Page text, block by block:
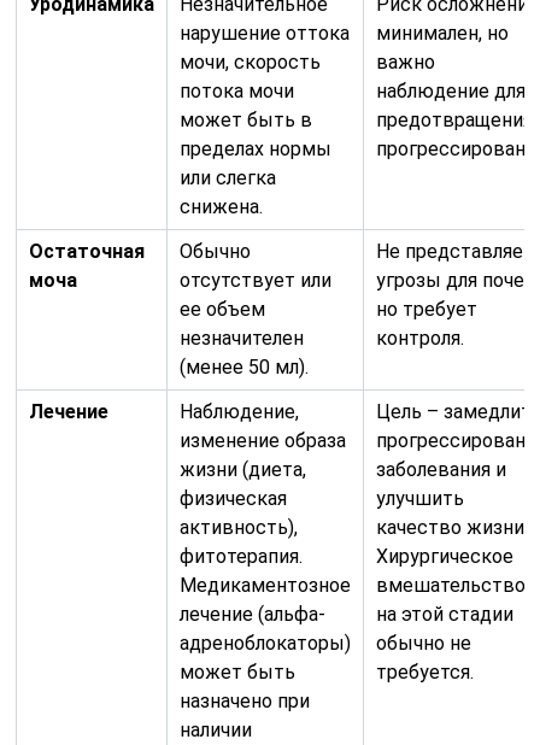
нарушение оттока
мочи, скорость
потока мочи
может быть в
пределах нормы
или слегка
снижена.
минимален, но
важно
наблюдение для
предотвращения
Остаточная
моча
Обычно
отсутствует или
ее объем
незначителен
(менее 50 мл).
Не представляет
угрозы для почек,
но требует
контроля.
Лечение
Наблюдение,
изменение образа
жизни (диета,
физическая
активность),
фитотерапия.
Медикаментозное
лечение (альфа-
адреноблокаторы)
может быть
назначено при
наличии
Цель –
заболевания и
улучшить
качество жизни.
Хирургическое
вмешательство
на этой стадии
обычно не
требуется.